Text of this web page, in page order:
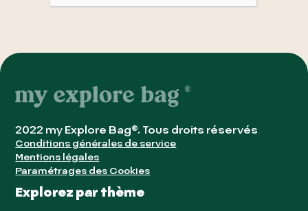
2022 my Explore Bag®. Tous droits réservés
Conditions générales de service
Mentions légales
Paramétrages des Cookies
Explorez par thème